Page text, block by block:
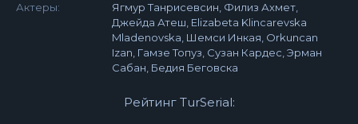
Актеры:
Ягмур Танрисевсин, Филиз Ахмет,
Джейда Атеш, Elizabeta Klincarevska
Mladenovska, Шемси Инкая, Orkuncan
Izan, Гамзе Топуз, Сузан Кардес, Эрман
Сабан, Бедия Беговска
Рейтинг TurSerial: